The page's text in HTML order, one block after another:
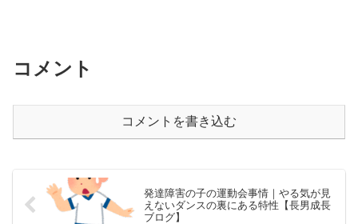
コメント
コメントを書き込む
発達障害の子の運動会事情｜やる気が見
えないダンスの裏にある特性【長男成長
ブログ】